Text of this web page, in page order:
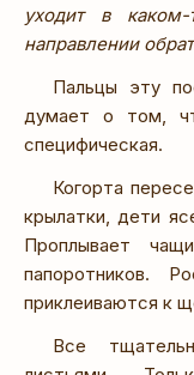
уходит в каком-
направлении
Пальцы эту
думает о том,
специфическая.
Когорта
крылатки, дети
Проплывает
папоротников.
приклеиваются к
Все